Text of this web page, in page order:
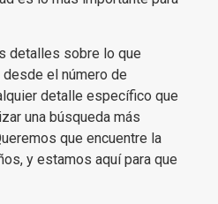
detalles sobre lo que
desde el número de
detalle específico que
una búsqueda más
que encuentre la
y estamos aquí para que